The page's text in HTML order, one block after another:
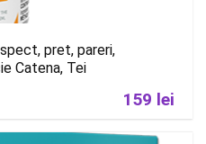
pret, pareri,
Catena, Tei
159 lei